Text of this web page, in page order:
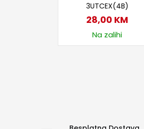
3UTCEX(4B)
28,00 KM
Na zalihi